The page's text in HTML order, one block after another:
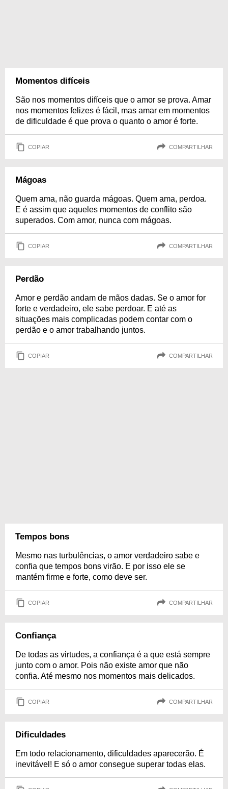
Momentos difíceis
São nos momentos difíceis que o amor se prova. Amar
nos momentos felizes é fácil, mas amar em momentos
de dificuldade é que prova o quanto o amor é forte.
COPIAR COMPARTILHAR
Mágoas
Quem ama, não guarda mágoas. Quem ama, perdoa.
E é assim que aqueles momentos de conflito são
superados. Com amor, nunca com mágoas.
COPIAR COMPARTILHAR
Perdão
Amor e perdão andam de mãos dadas. Se o amor for
forte e verdadeiro, ele sabe perdoar. E até as
situações mais complicadas podem contar com o
perdão e o amor trabalhando juntos.
COPIAR COMPARTILHAR
Tempos bons
Mesmo nas turbulências, o amor verdadeiro sabe e
confia que tempos bons virão. E por isso ele se
mantém firme e forte, como deve ser.
COPIAR COMPARTILHAR
Confiança
De todas as virtudes, a confiança é a que está sempre
junto com o amor. Pois não existe amor que não
confia. Até mesmo nos momentos mais delicados.
COPIAR COMPARTILHAR
Dificuldades
Em todo relacionamento, dificuldades aparecerão. É
inevitável! E só o amor consegue superar todas elas.